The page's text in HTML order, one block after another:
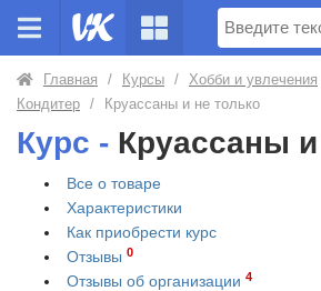
Поиск
Главная / Курсы / Хобби и увлечения
Кондитер / Круассаны и не только
Курс - Круассаны
Все о товаре
Характеристики
Как приобрести курс
Отзывы 0
Отзывы об организации 4